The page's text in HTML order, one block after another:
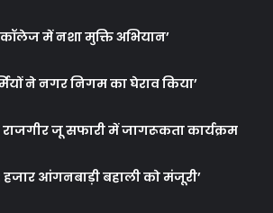
में नशा मुक्ति अभियान’
ने नगर निगम का घेराव किया’
राजगीर जू सफारी में जागरूकता कार्यक्रम
हजार आंगनबाड़ी बहाली को मंजूरी’